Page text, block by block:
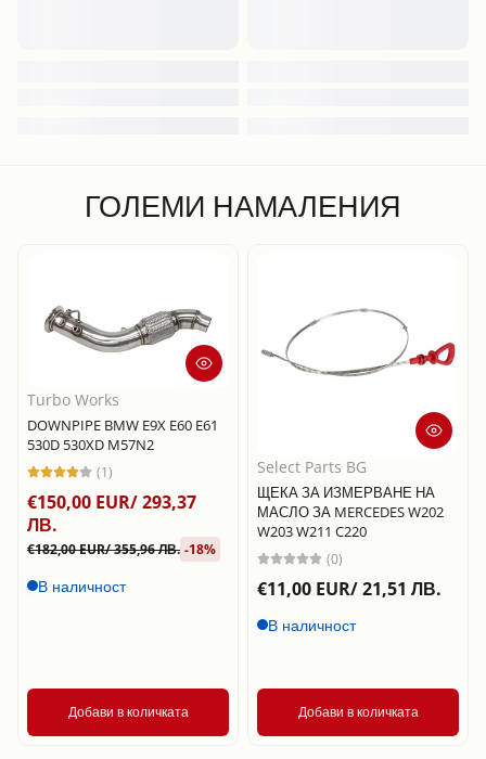
ГОЛЕМИ НАМАЛЕНИЯ
Turbo Works
DOWNPIPE BMW E9X E60 E61
530D 530XD M57N2
(1)
€150,00 EUR/ 293,37
ЛВ.
€182,00 EUR/ 355,96 ЛВ. -18%
В наличност
Добави в количката
Select Parts BG
ЩЕКА ЗА ИЗМЕРВАНЕ НА
МАСЛО ЗА MERCEDES W202
W203 W211 C220
(0)
€11,00 EUR/ 21,51 ЛВ.
В наличност
Добави в количката